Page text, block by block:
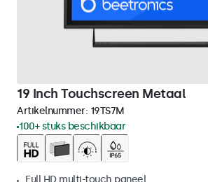
19 Inch Touchscreen Metaal
Artikelnummer: 19TS7M
100+ stuks beschikbaar
Full HD multi-touch paneel